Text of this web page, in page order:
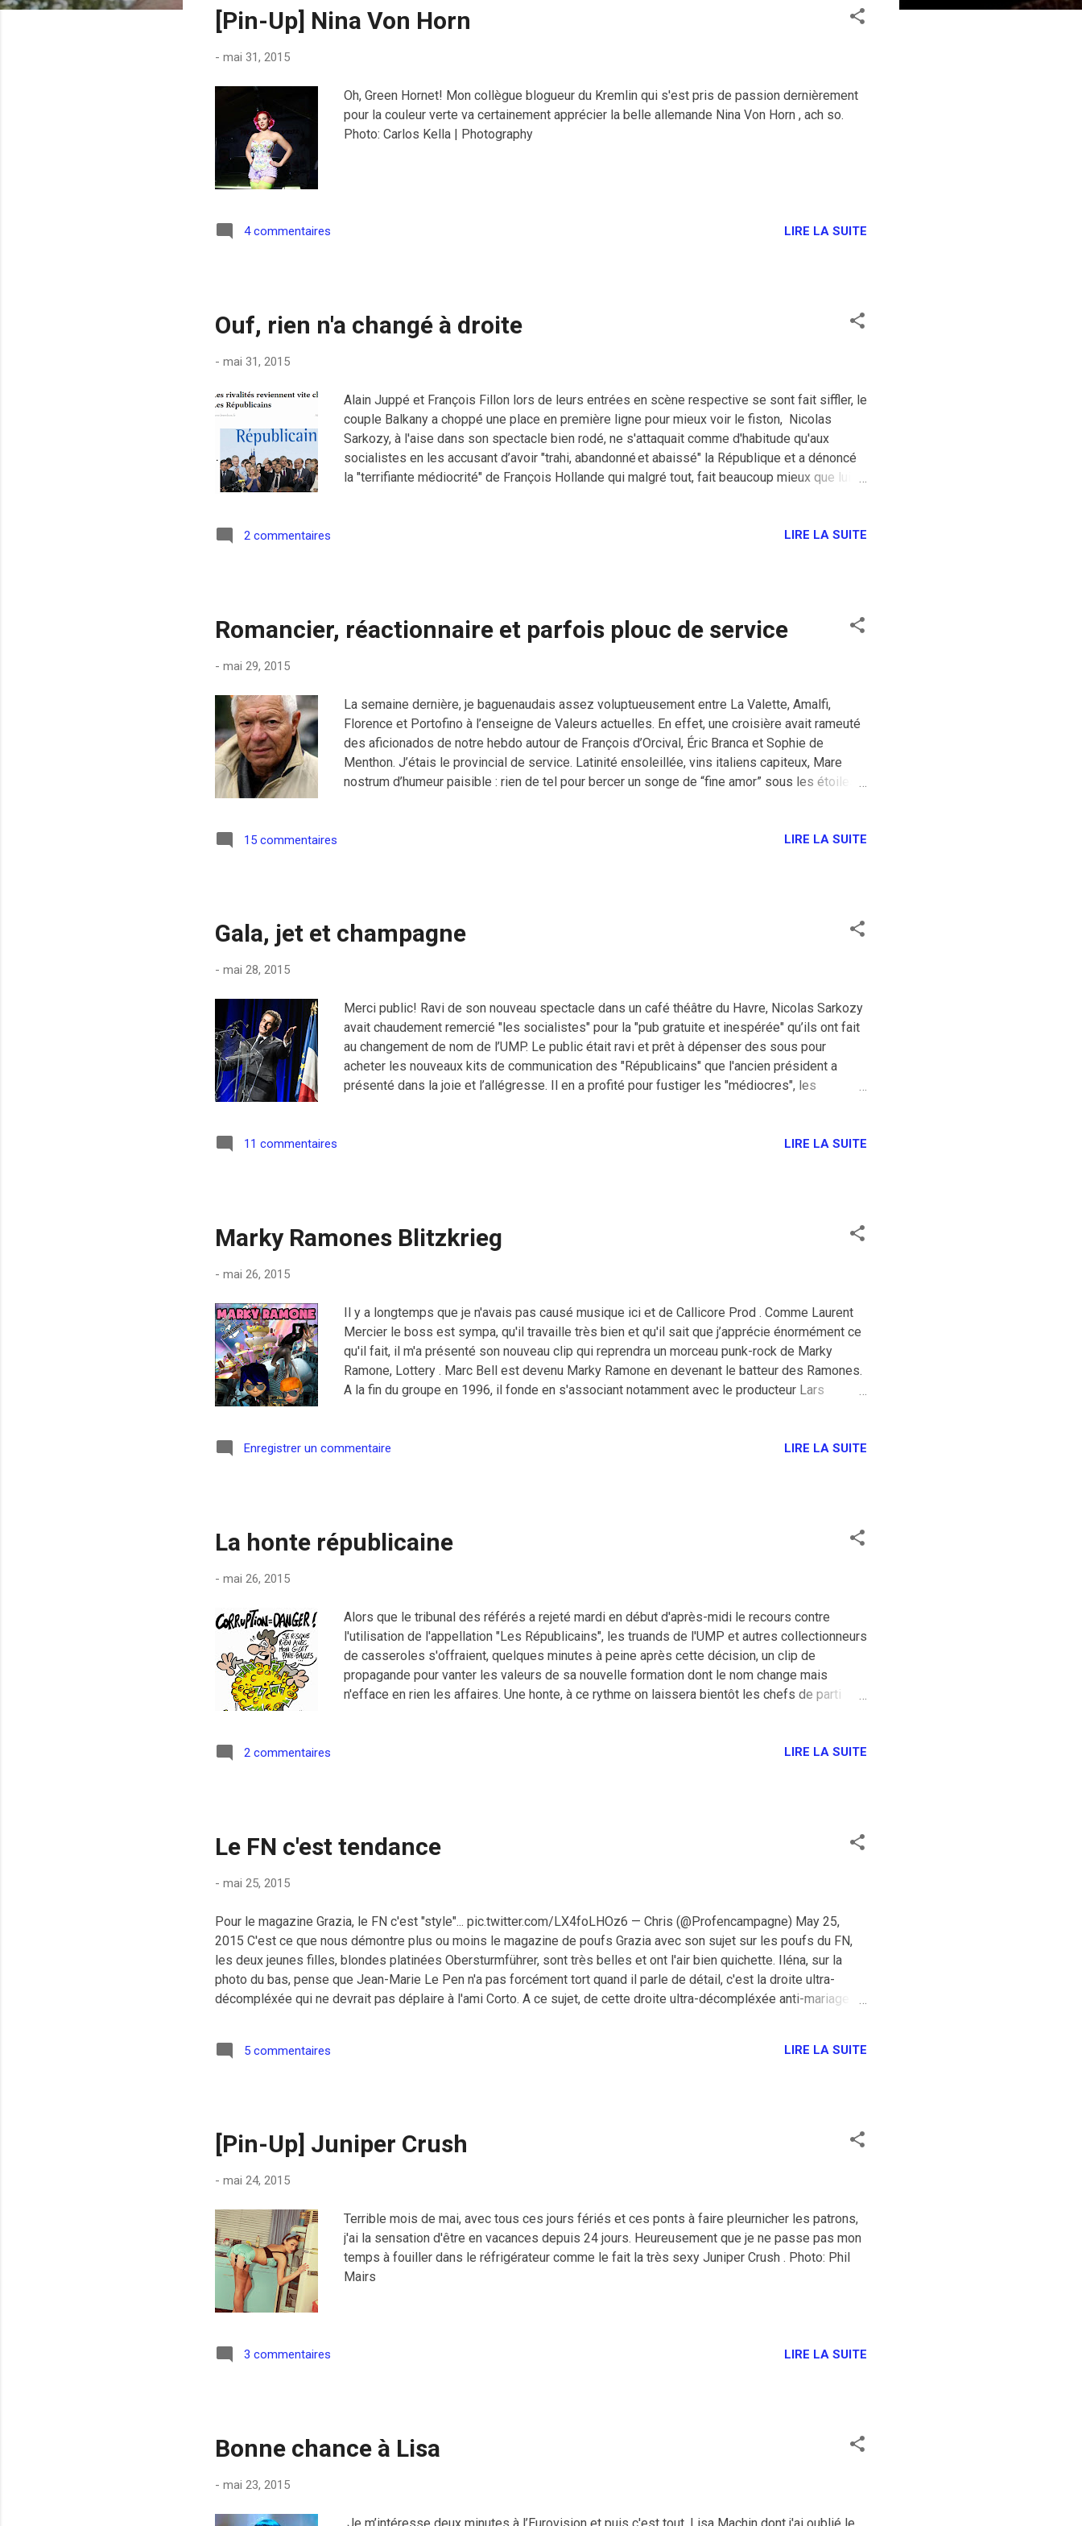
[Pin-Up] Nina Von Horn
- mai 31, 2015
Oh, Green Hornet! Mon collègue blogueur du Kremlin qui s'est pris de passion dernièrement
pour la couleur verte va certainement apprécier la belle allemande Nina Von Horn , ach so.
Photo: Carlos Kella | Photography
4 commentaires LIRE LA SUITE
Ouf, rien n'a changé à droite
- mai 31, 2015
Alain Juppé et François Fillon lors de leurs entrées en scène respective se sont fait siffler, le
couple Balkany a choppé une place en première ligne pour mieux voir le fiston, Nicolas
Sarkozy, à l'aise dans son spectacle bien rodé, ne s'attaquait comme d'habitude qu'aux
socialistes en les accusant d’avoir "trahi, abandonné et abaissé" la République et a dénoncé
la "terrifiante médiocrité" de François Hollande qui malgré tout, fait beaucoup mieux que lui
les rivalités personnelles ont repris le dessus à peine le congrès terminé, nous avons
2 commentaires LIRE LA SUITE
Romancier, réactionnaire et parfois plouc de service
- mai 29, 2015
La semaine dernière, je baguenaudais assez voluptueusement entre La Valette, Amalfi,
Florence et Portofino à l’enseigne de Valeurs actuelles. En effet, une croisière avait rameuté
des aficionados de notre hebdo autour de François d’Orcival, Éric Branca et Sophie de
Menthon. J’étais le provincial de service. Latinité ensoleillée, vins italiens capiteux, Mare
nostrum d’humeur paisible : rien de tel pour bercer un songe de “fine amor” sous les étoiles.
des considérations à tonalité économique sur les abus de la fiscalité et de l’assistanat, les
15 commentaires LIRE LA SUITE
Gala, jet et champagne
- mai 28, 2015
Merci public! Ravi de son nouveau spectacle dans un café théâtre du Havre, Nicolas Sarkozy
avait chaudement remercié "les socialistes" pour la "pub gratuite et inespérée" qu’ils ont fait
au changement de nom de l’UMP. Le public était ravi et prêt à dépenser des sous pour
acheter les nouveaux kits de communication des "Républicains" que l'ancien président a
présenté dans la joie et l’allégresse. Il en a profité pour fustiger les "médiocres", les
ne bossent que 12h et demi par semaine. Par contre pour les économies et les efforts à
11 commentaires LIRE LA SUITE
Marky Ramones Blitzkrieg
- mai 26, 2015
Il y a longtemps que je n'avais pas causé musique ici et de Callicore Prod . Comme Laurent
Mercier le boss est sympa, qu'il travaille très bien et qu'il sait que j’apprécie énormément ce
qu'il fait, il m'a présenté son nouveau clip qui reprendra un morceau punk-rock de Marky
Ramone, Lottery . Marc Bell est devenu Marky Ramone en devenant le batteur des Ramones.
A la fin du groupe en 1996, il fonde en s'associant notamment avec le producteur Lars
une pige chez les Misfits, il sortira trois album. La suite c'est un projet solo et un album, Start
Enregistrer un commentaire LIRE LA SUITE
La honte républicaine
- mai 26, 2015
Alors que le tribunal des référés a rejeté mardi en début d'après-midi le recours contre
l'utilisation de l'appellation "Les Républicains", les truands de l'UMP et autres collectionneurs
de casseroles s'offraient, quelques minutes à peine après cette décision, un clip de
propagande pour vanter les valeurs de sa nouvelle formation dont le nom change mais
n'efface en rien les affaires. Une honte, à ce rythme on laissera bientôt les chefs de parti
2 commentaires LIRE LA SUITE
Le FN c'est tendance
- mai 25, 2015
Pour le magazine Grazia, le FN c'est "style"... pic.twitter.com/LX4foLHOz6 — Chris (@Profencampagne) May 25,
2015 C'est ce que nous démontre plus ou moins le magazine de poufs Grazia avec son sujet sur les poufs du FN,
les deux jeunes filles, blondes platinées Obersturmführer, sont très belles et ont l'air bien quichette. Iléna, sur la
photo du bas, pense que Jean-Marie Le Pen n'a pas forcément tort quand il parle de détail, c'est la droite ultra-
décompléxée qui ne devrait pas déplaire à l'ami Corto. A ce sujet, de cette droite ultra-décompléxée anti-mariage
"Sommes-nous gouvernés par des diktateurs socialisss ?" (je crois) Les Veilleurs de Versailles se réunissent
5 commentaires LIRE LA SUITE
[Pin-Up] Juniper Crush
- mai 24, 2015
Terrible mois de mai, avec tous ces jours fériés et ces ponts à faire pleurnicher les patrons,
j'ai la sensation d'être en vacances depuis 24 jours. Heureusement que je ne passe pas mon
temps à fouiller dans le réfrigérateur comme le fait la très sexy Juniper Crush . Photo: Phil
Mairs
3 commentaires LIRE LA SUITE
Bonne chance à Lisa
- mai 23, 2015